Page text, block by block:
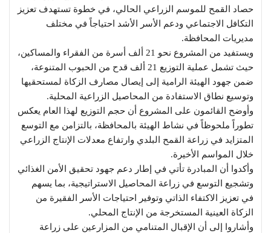
حصاد القمح للموسم الزراعي الحالي، في خطوة تستهدف تعزيز
التكافل الاجتماعي ودعم الأسر الأشد احتياجاً في مختلف
مديريات المحافظة.
ويستفيد من المشروع نحو 21 ألف أسرة من الفقراء والمساكين،
حيث تشمل عملية التوزيع 21 ألف قدح من الحبوب المتنوعة،
ضمن جهود الهيئة الرامية إلى إيصال مصارف الزكاة لمستحقيها
وتوسيع نطاق الاستفادة من المحاصيل الزراعية المحلية.
وأوضح القائمون على المشروع أن حجم التوزيع لهذا العام يعكس
تطوراً ملحوظاً في نشاط الهيئة بالمحافظة، بالتزامن مع التوسع
المتزايد في زراعة القمح البلدي وارتفاع معدلات الإنتاج الزراعي
خلال المواسم الأخيرة.
وأكدوا أن المبادرة تأتي في إطار دعم جهود تحقيق الأمن الغذائي
وتشجيع التوسع في زراعة المحاصيل الاستراتيجية، بما يسهم
في تعزيز الاكتفاء الذاتي وتوفير احتياجات الأسر الفقيرة من
الزكاة العينية المستخرجة من الإنتاج المحلي.
وأشاروا إلى أن الإقبال المتنامي من المزارعين على زراعة